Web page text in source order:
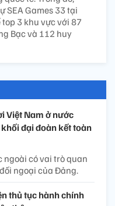
SEA Games 33 tại
3 khu vực với 87
Bạc và 112 huy
Việt Nam ở nước
đại đoàn kết toàn
ngoài có vai trò quan
ngoại của Đảng.
thủ tục hành chính